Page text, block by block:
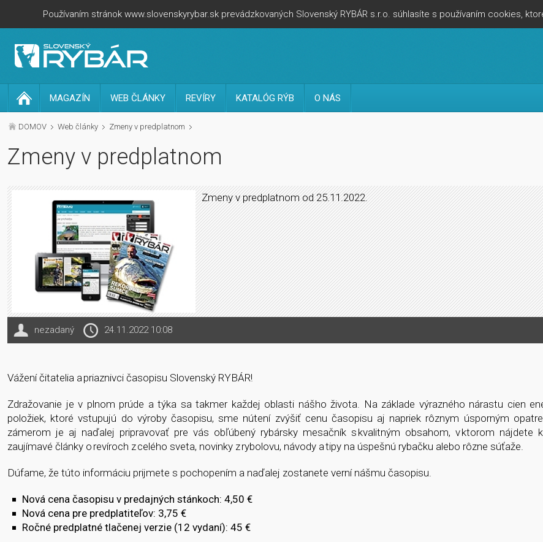
Používaním stránok www.slovenskyrybar.sk prevádzkovaných Slovenský RYBÁR s.r.o. súhlasíte s používaním cookies,
MAGAZÍN WEB ČLÁNKY REVÍRY KATALÓG RÝB O NÁS
DOMOV Web články Zmeny v predplatnom
Zmeny v predplatnom
Zmeny v predplatnom od 25.11.2022.
nezadaný 24.11.2022 10:08
Vážení čitatelia a priaznivci časopisu Slovenský RYBÁR!
Zdražovanie je v plnom prúde a týka sa takmer každej oblasti nášho života. Na základe výrazného nárastu cien
položiek, ktoré vstupujú do výroby časopisu, sme nútení zvýšiť cenu časopisu aj napriek rôznym úsporným
zámerom je aj naďalej pripravovať pre vás obľúbený rybársky mesačník s kvalitným obsahom, v ktorom nájdete
zaujímavé články o revíroch z celého sveta, novinky z rybolovu, návody a tipy na úspešnú rybačku alebo rôzne súťaže.
Dúfame, že túto informáciu prijmete s pochopením a naďalej zostanete verní nášmu časopisu.
Nová cena časopisu v predajných stánkoch: 4,50 €
Nová cena pre predplatiteľov: 3,75 €
Ročné predplatné tlačenej verzie (12 vydaní): 45 €